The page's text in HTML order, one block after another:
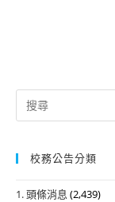
Search
for:
校務公告分類
1. 頭條消息 (2,439)